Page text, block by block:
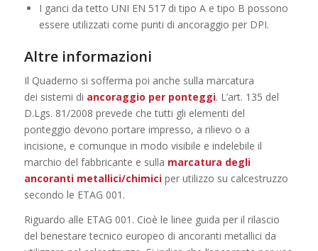
I ganci da tetto UNI EN 517 di tipo A e tipo B possono
essere utilizzati come punti di ancoraggio per DPI.
Altre informazioni
Il Quaderno si sofferma poi anche sulla marcatura
dei sistemi di ancoraggio per ponteggi. L’art. 135 del
D.Lgs. 81/2008 prevede che tutti gli elementi del
ponteggio devono portare impresso, a rilievo o a
incisione, e comunque in modo visibile e indelebile il
marchio del fabbricante e sulla marcatura degli
ancoranti metallici/chimiciper utilizzo su calcestruzzo
secondo le ETAG 001.
Riguardo alle ETAG 001. Cioè le linee guida per il rilascio
del benestare tecnico europeo di ancoranti metallici da